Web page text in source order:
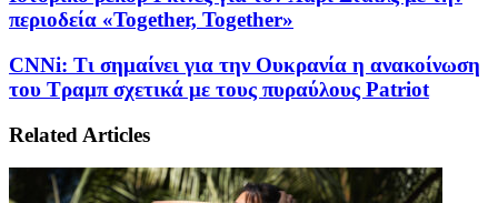
περιοδεία «Together, Together»
CNNi: Τι σημαίνει για την Ουκρανία η ανακοίνωση
του Τραμπ σχετικά με τους πυραύλους Patriot
Related Articles